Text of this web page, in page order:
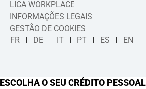
LICA WORKPLACE
INFORMAÇÕES LEGAIS
GESTÃO DE COOKIES
FR
DE IT PT ES EN
ESCOLHA O SEU CRÉDITO PESSOAL